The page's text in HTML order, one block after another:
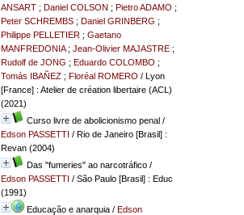
ANSART; Daniel COLSON ; Pietro ADAMO ;
Peter SCHREMBS; Daniel GRINBERG ;
Philippe PELLETIER; Gaetano
MANFREDONIA; Jean-Olivier MAJASTRE;
Rudolf de JONG ; Eduardo COLOMBO ;
Tomás IBAÑEZ; Floréal ROMERO / Lyon
[France] : Atelier de création libertaire (ACL)
(2021)
Curso livre de abolicionismo penal/
Edson PASSETTI / Rio de Janeiro [Brasil] :
Revan (2004)
Das "fumeries" ao narcotráfico/
Edson PASSETTI / São Paulo [Brasil] : Educ
(1991)
Educação e anarquia/ Edson